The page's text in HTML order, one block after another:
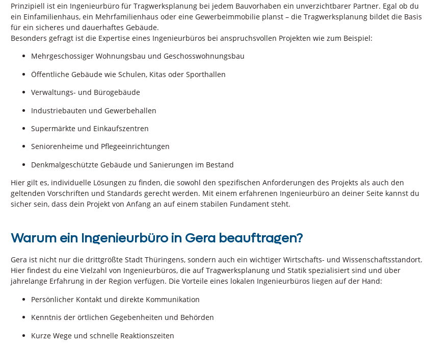
Prinzipiell ist ein Ingenieurbüro für Tragwerksplanung bei jedem Bauvorhaben ein unverzichtbarer Partner. Egal ob du
ein Einfamilienhaus, ein Mehrfamilienhaus oder eine Gewerbeimmobilie planst – die Tragwerksplanung bildet die Basis
für ein sicheres und dauerhaftes Gebäude.
Besonders gefragt ist die Expertise eines Ingenieurbüros bei anspruchsvollen Projekten wie zum Beispiel:
Mehrgeschossiger Wohnungsbau und Geschosswohnungsbau
Öffentliche Gebäude wie Schulen, Kitas oder Sporthallen
Verwaltungs- und Bürogebäude
Industriebauten und Gewerbehallen
Supermärkte und Einkaufszentren
Seniorenheime und Pflegeeinrichtungen
Denkmalgeschützte Gebäude und Sanierungen im Bestand
Hier gilt es, individuelle Lösungen zu finden, die sowohl den spezifischen Anforderungen des Projekts als auch den
geltenden Vorschriften und Standards gerecht werden. Mit einem erfahrenen Ingenieurbüro an deiner Seite kannst du
sicher sein, dass dein Projekt von Anfang an auf einem stabilen Fundament steht.
Warum ein Ingenieurbüro in Gera beauftragen?
Gera ist nicht nur die drittgrößte Stadt Thüringens, sondern auch ein wichtiger Wirtschafts- und Wissenschaftsstandort.
Hier findest du eine Vielzahl von Ingenieurbüros, die auf Tragwerksplanung und Statik spezialisiert sind und über
jahrelange Erfahrung in der Region verfügen. Die Vorteile eines lokalen Ingenieurbüros liegen auf der Hand:
Persönlicher Kontakt und direkte Kommunikation
Kenntnis der örtlichen Gegebenheiten und Behörden
Kurze Wege und schnelle Reaktionszeiten